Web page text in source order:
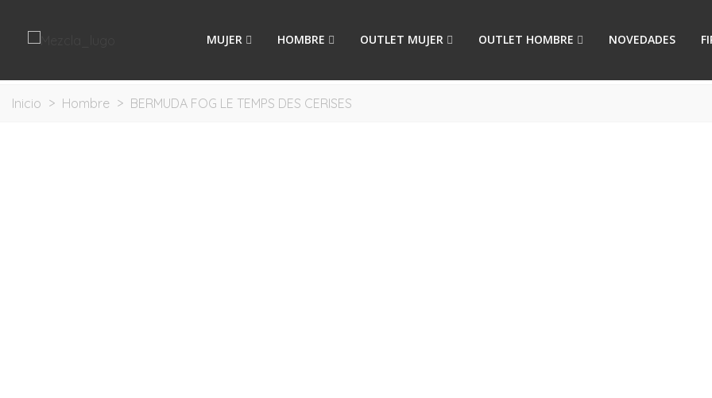
MUJER HOMBRE OUTLET MUJER OUTLET HOMBRE NOVEDADES
Inicio > Hombre > BERMUDA FOG LE TEMPS DES CERISES